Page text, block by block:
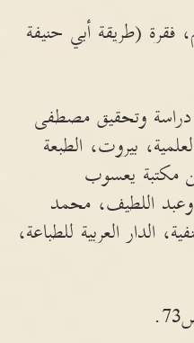
فقرة (طريقة أبي حنيفة
دراسة وتحقيق مصطفى
بيروت، الطبعة
ـ1997م، عن مكتبة يعسوب
ج14، ص250. وعبد اللطيف، محمد
العربية للطباعة،